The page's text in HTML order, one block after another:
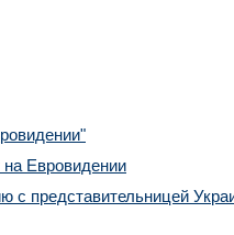
на Евровидении
с представительницей